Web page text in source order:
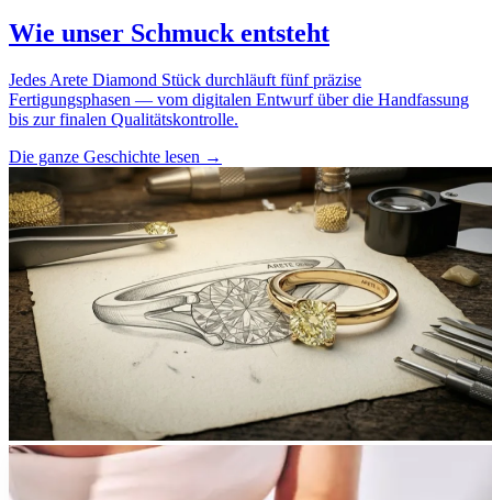
Wie unser Schmuck entsteht
Jedes Arete Diamond Stück durchläuft fünf präzise
Fertigungsphasen — vom digitalen Entwurf über die Handfassung
bis zur finalen Qualitätskontrolle.
Die ganze Geschichte lesen →